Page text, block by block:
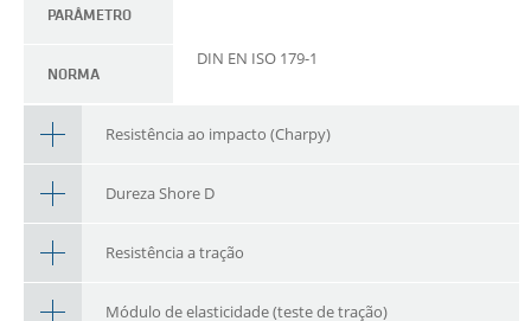
PARÂMETRO
NORMA
DIN EN ISO 179-1
Resistência ao impacto (Charpy)
Dureza Shore D
Resistência a tração
Módulo de elasticidade (teste de tração)